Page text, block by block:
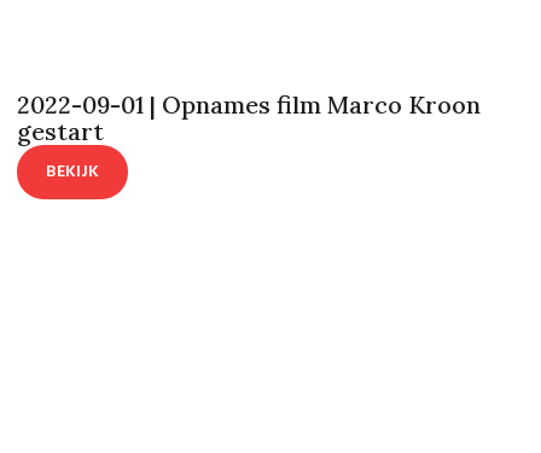
2022-09-01 | Opnames film Marco Kroon
gestart
BEKIJK